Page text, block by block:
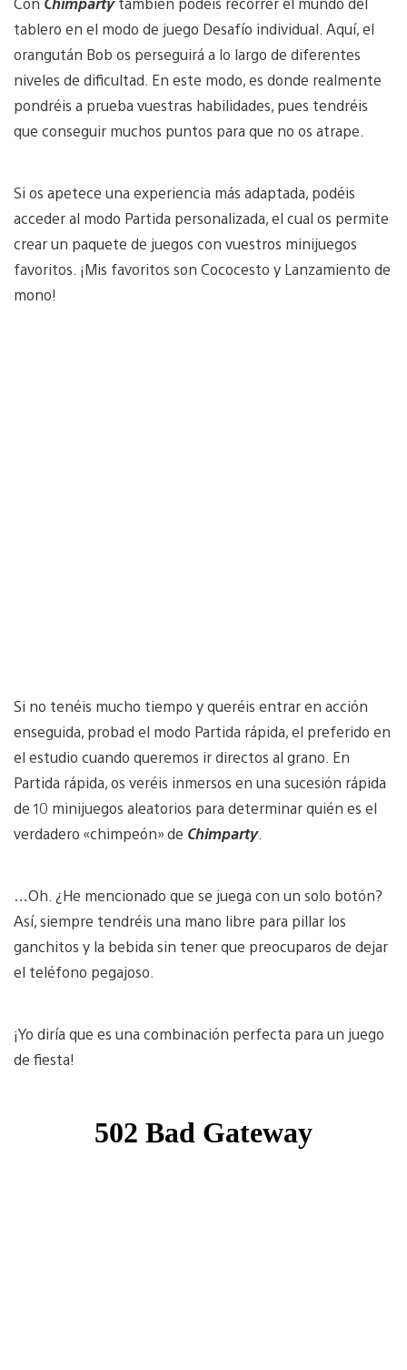
tablero en el modo de juego Desafío individual. Aquí, el
orangután Bob os perseguirá a lo largo de diferentes
niveles de dificultad. En este modo, es donde realmente
pondréis a prueba vuestras habilidades, pues tendréis
que conseguir muchos puntos para que no os atrape.
Si os apetece una experiencia más adaptada, podéis
acceder al modo Partida personalizada, el cual os permite
crear un paquete de juegos con vuestros minijuegos
favoritos. ¡Mis favoritos son Cococesto y Lanzamiento de
mono!
Si no tenéis mucho tiempo y queréis entrar en acción
enseguida, probad el modo Partida rápida, el preferido en
el estudio cuando queremos ir directos al grano. En
Partida rápida, os veréis inmersos en una sucesión rápida
de 10 minijuegos aleatorios para determinar quién es el
verdadero «chimpeón» de Chimparty.
…Oh. ¿He mencionado que se juega con un solo botón?
Así, siempre tendréis una mano libre para pillar los
ganchitos y la bebida sin tener que preocuparos de dejar
el teléfono pegajoso.
¡Yo diría que es una combinación perfecta para un juego
de fiesta!